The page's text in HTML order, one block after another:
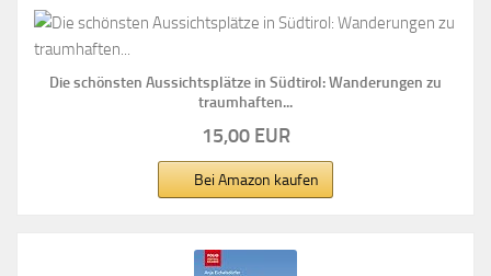
Die schönsten Aussichtsplätze in Südtirol: Wanderungen zu
traumhaften...
15,00 EUR
Bei Amazon kaufen